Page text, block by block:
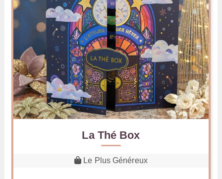
La Thé Box
Le Plus Généreux